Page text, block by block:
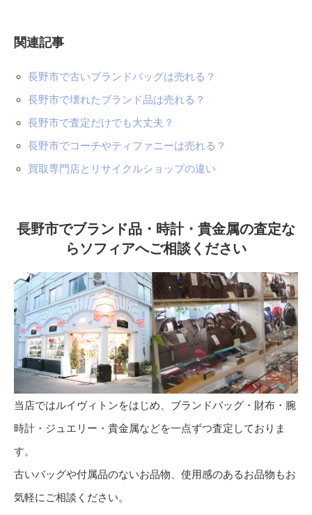
関連記事
長野市で古いブランドバッグは売れる？
長野市で壊れたブランド品は売れる？
長野市で査定だけでも大丈夫？
長野市でコーチやティファニーは売れる？
買取専門店とリサイクルショップの違い
長野市でブランド品・時計・貴金属の査定な
らソフィアへご相談ください
当店ではルイヴィトンをはじめ、ブランドバッグ・財布・腕
時計・ジュエリー・貴金属などを一点ずつ査定しておりま
す。
古いバッグや付属品のないお品物、使用感のあるお品物もお
気軽にご相談ください。